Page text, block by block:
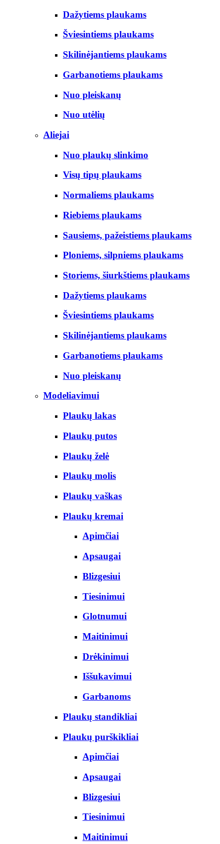
Dažytiems plaukams
Šviesintiems plaukams
Skilinėjantiems plaukams
Garbanotiems plaukams
Nuo pleiskanų
Nuo utėlių
Aliejai
Nuo plaukų slinkimo
Visų tipų plaukams
Normaliems plaukams
Riebiems plaukams
Sausiems, pažeistiems plaukams
Ploniems, silpniems plaukams
Storiems, šiurkštiems plaukams
Dažytiems plaukams
Šviesintiems plaukams
Skilinėjantiems plaukams
Garbanotiems plaukams
Nuo pleiskanų
Modeliavimui
Plaukų lakas
Plaukų putos
Plaukų želė
Plaukų molis
Plaukų vaškas
Plaukų kremai
Apimčiai
Apsaugai
Blizgesiui
Tiesinimui
Glotnumui
Maitinimui
Drėkinimui
Iššukavimui
Garbanoms
Plaukų standikliai
Plaukų purškikliai
Apimčiai
Apsaugai
Blizgesiui
Tiesinimui
Maitinimui